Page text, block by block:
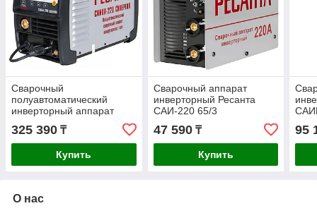
Сварочный
полуавтоматический
инверторный аппарат
Ресанта САИПА-220
СИНЕРГИЯ 65/75
325 390 ₸
Купить
Сварочный аппарат
инверторный Ресанта
САИ-220 65/3
47 590₸
Купить
95
О нас